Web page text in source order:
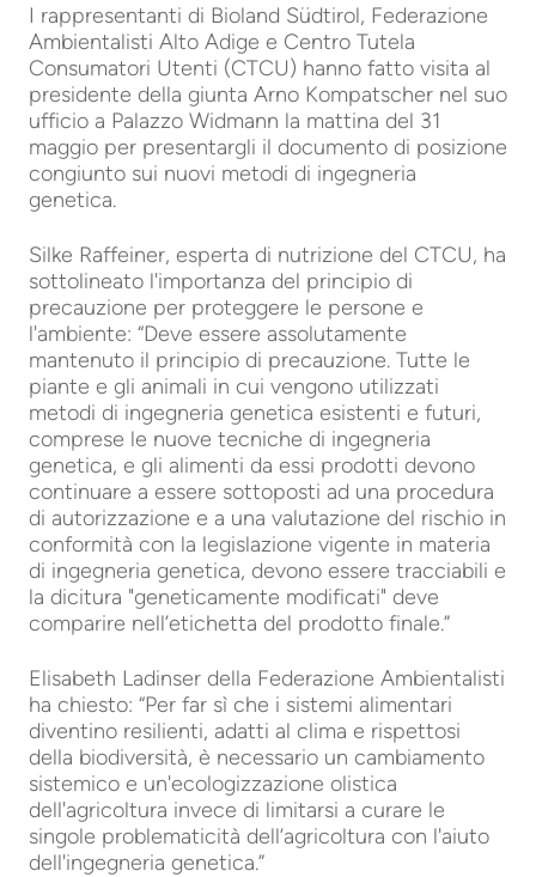
I rappresentanti di Bioland Südtirol, Federazione
Ambientalisti Alto Adige e Centro Tutela
Consumatori Utenti (CTCU) hanno fatto visita al
presidente della giunta Arno Kompatscher nel suo
ufficio a Palazzo Widmann la mattina del 31
maggio per presentargli il documento di posizione
congiunto sui nuovi metodi di ingegneria
genetica.
Silke Raffeiner, esperta di nutrizione del CTCU, ha
sottolineato l'importanza del principio di
precauzione per proteggere le persone e
l'ambiente: “Deve essere assolutamente
mantenuto il principio di precauzione. Tutte le
piante e gli animali in cui vengono utilizzati
metodi di ingegneria genetica esistenti e futuri,
comprese le nuove tecniche di ingegneria
genetica, e gli alimenti da essi prodotti devono
continuare a essere sottoposti ad una procedura
di autorizzazione e a una valutazione del rischio in
conformità con la legislazione vigente in materia
di ingegneria genetica, devono essere tracciabili e
la dicitura "geneticamente modificati" deve
comparire nell’etichetta del prodotto finale.”
Elisabeth Ladinser della Federazione Ambientalisti
ha chiesto: “Per far sì che i sistemi alimentari
diventino resilienti, adatti al clima e rispettosi
della biodiversità, è necessario un cambiamento
sistemico e un'ecologizzazione olistica
dell'agricoltura invece di limitarsi a curare le
singole problematicità dell’agricoltura con l'aiuto
dell'ingegneria genetica.”